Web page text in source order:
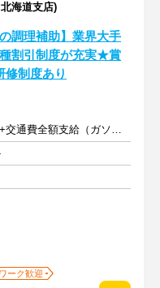
海道支店)
の調理補助】業界大手
割引制度が充実★賞
修制度あり
時給1100～1200円 +交通費全額支給（ガソリン代も支給）
ーク歓迎